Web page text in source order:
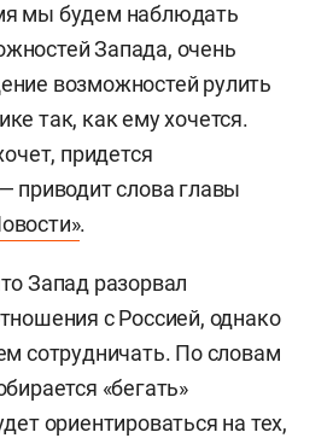
мы будем наблюдать
Запада, очень
возможностей рулить
так, как ему хочется.
придется
приводит слова главы
.
Запад разорвал
с Россией, однако
сотрудничать. По словам
«бегать»
ориентироваться на тех,